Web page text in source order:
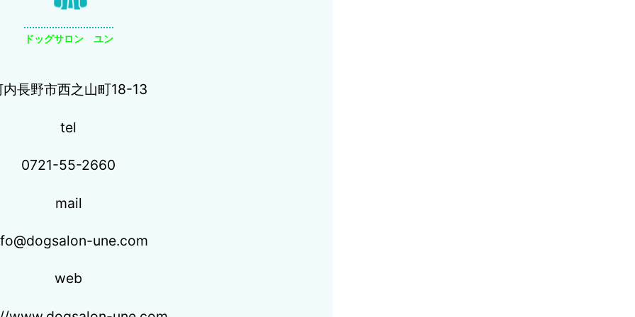
ドッグサロン ユン
内長野市西之山町18-13
tel
0721-55-2660
mail
une.com
web